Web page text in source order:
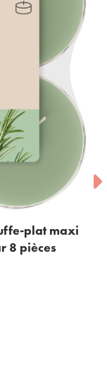
Bolsius True
Rosemary -